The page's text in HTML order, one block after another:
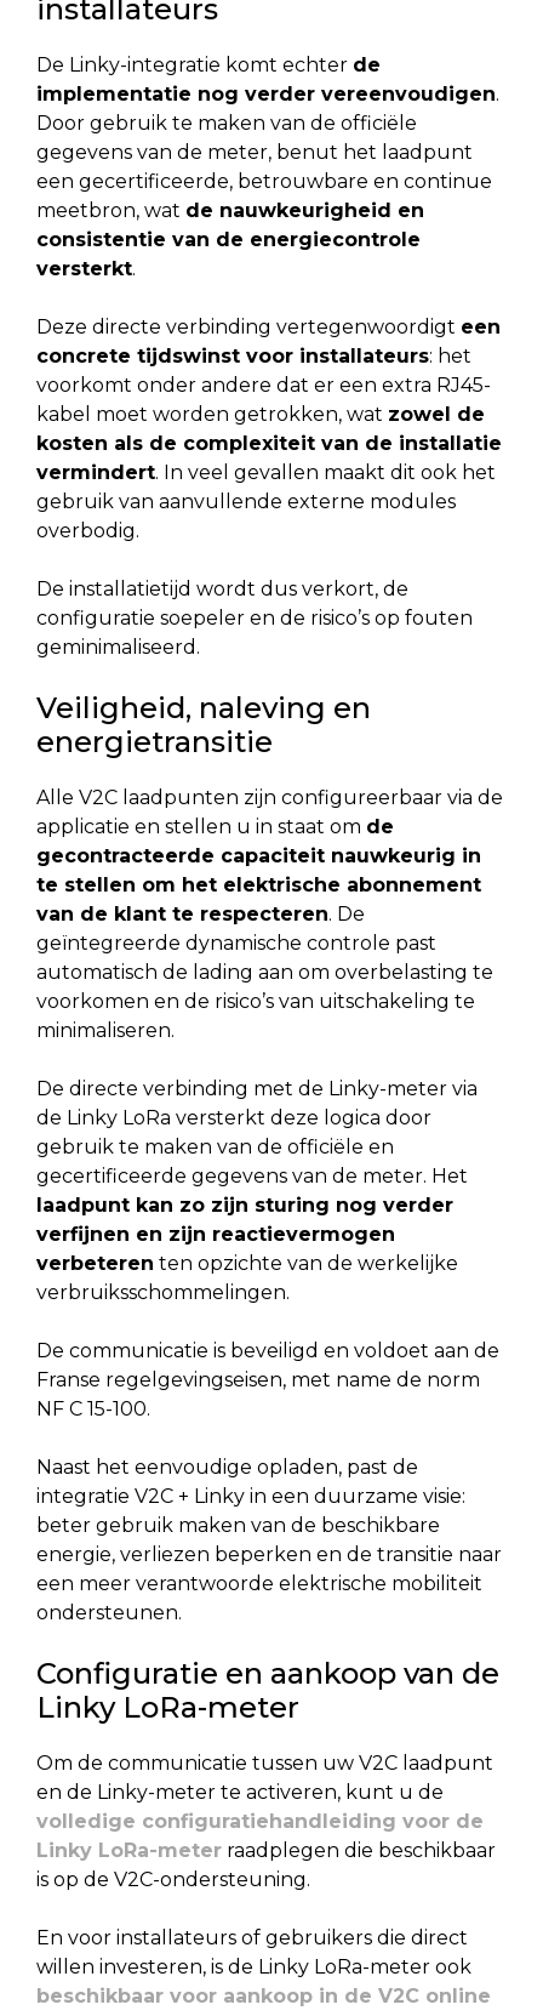
installateurs
De Linky-integratie komt echter de
implementatie nog verder vereenvoudigen.
Door gebruik te maken van de officiële
gegevens van de meter, benut het laadpunt
een gecertificeerde, betrouwbare en continue
meetbron, wat de nauwkeurigheid en
consistentie van de energiecontrole
versterkt.
Deze directe verbinding vertegenwoordigt een
concrete tijdswinst voor installateurs: het
voorkomt onder andere dat er een extra RJ45-
kabel moet worden getrokken, wat zowel de
kosten als de complexiteit van de installatie
vermindert. In veel gevallen maakt dit ook het
gebruik van aanvullende externe modules
overbodig.
De installatietijd wordt dus verkort, de
configuratie soepeler en de risico’s op fouten
geminimaliseerd.
Veiligheid, naleving en
energietransitie
Alle V2C laadpunten zijn configureerbaar via de
applicatie en stellen u in staat om de
gecontracteerde capaciteit nauwkeurig in
te stellen om het elektrische abonnement
van de klant te respecteren. De
geïntegreerde dynamische controle past
automatisch de lading aan om overbelasting te
voorkomen en de risico’s van uitschakeling te
minimaliseren.
De directe verbinding met de Linky-meter via
de Linky LoRa versterkt deze logica door
gebruik te maken van de officiële en
gecertificeerde gegevens van de meter. Het
laadpunt kan zo zijn sturing nog verder
verfijnen en zijn reactievermogen
verbeteren ten opzichte van de werkelijke
verbruiksschommelingen.
De communicatie is beveiligd en voldoet aan de
Franse regelgevingseisen, met name de norm
NF C 15-100.
Naast het eenvoudige opladen, past de
integratie V2C + Linky in een duurzame visie:
beter gebruik maken van de beschikbare
energie, verliezen beperken en de transitie naar
een meer verantwoorde elektrische mobiliteit
ondersteunen.
Configuratie en aankoop van de
Linky LoRa-meter
Om de communicatie tussen uw V2C laadpunt
en de Linky-meter te activeren, kunt u de
volledige configuratiehandleiding voor de
Linky LoRa-meter raadplegen die beschikbaar
is op de V2C-ondersteuning.
En voor installateurs of gebruikers die direct
willen investeren, is de Linky LoRa-meter ook
beschikbaar voor aankoop in de V2C online